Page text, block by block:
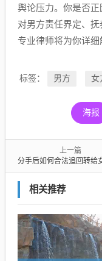
舆论压力。你是否
对男方责任界定、抚
专业律师将为你详细
标签： 男方 女
海报
上一篇
分手后如何合法追回转给女友的
相关推荐